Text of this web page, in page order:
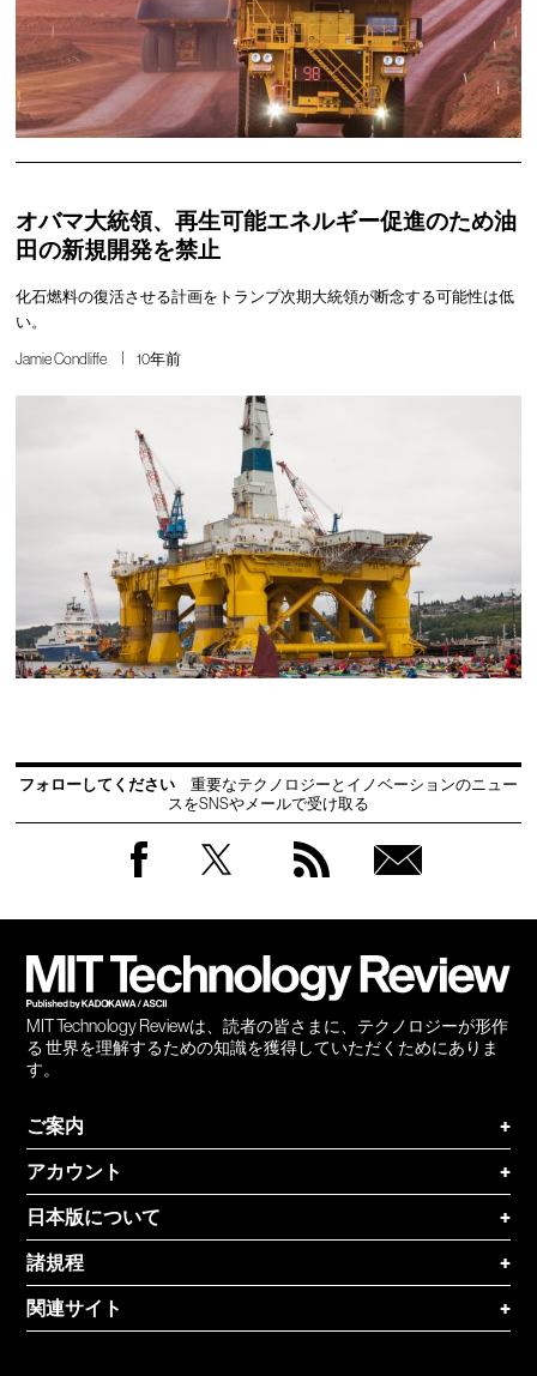
オバマ大統領、再生可能エネルギー促進のため油
田の新規開発を禁止
化石燃料の復活させる計画をトランプ次期大統領が断念する可能性は低
い。
Jamie Condliffe 10年前
フォローしてください
重要なテクノロジーとイノベーションのニュー
スをSNSやメールで受け取る
MIT Technology Reviewは、読者の皆さまに、テクノロジーが形作
る 世界を理解するための知識を獲得していただくためにありま
す。
ご案内
+
アカウント
+
日本版について
+
諸規程
+
関連サイト
+